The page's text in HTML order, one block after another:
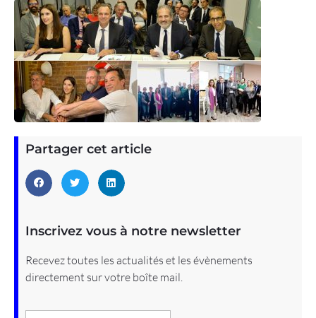
Partager cet article
Inscrivez vous à notre newsletter
Recevez toutes les actualités et les évènements
directement sur votre boîte mail.